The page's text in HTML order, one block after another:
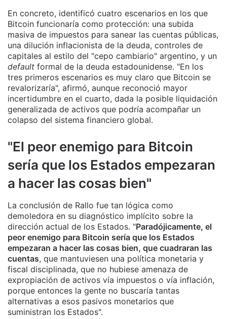
En concreto, identificó cuatro escenarios en los que
Bitcoin funcionaría como protección: una subida
masiva de impuestos para sanear las cuentas públicas,
una dilución inflacionista de la deuda, controles de
capitales al estilo del "cepo cambiario" argentino, y un
default formal de la deuda estadounidense. "En los
tres primeros escenarios es muy claro que Bitcoin se
revalorizaría", afirmó, aunque reconoció mayor
incertidumbre en el cuarto, dada la posible liquidación
generalizada de activos que podría acompañar un
colapso del sistema financiero global.
"El peor enemigo para Bitcoin
sería que los Estados empezaran
a hacer las cosas bien"
La conclusión de Rallo fue tan lógica como
demoledora en su diagnóstico implícito sobre la
dirección actual de los Estados. "Paradójicamente, el
peor enemigo para Bitcoin sería que los Estados
empezaran a hacer las cosas bien, que cuadraran las
cuentas, que mantuviesen una política monetaria y
fiscal disciplinada, que no hubiese amenaza de
expropiación de activos vía impuestos o vía inflación,
porque entonces la gente no buscaría tantas
alternativas a esos pasivos monetarios que
suministran los Estados".